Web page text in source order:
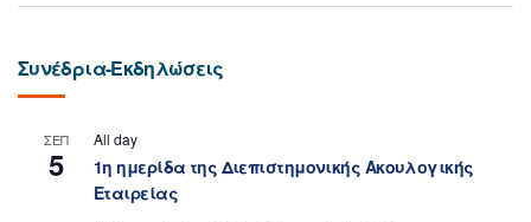
Συνέδρια-Εκδηλώσεις
ΣΕΠ
5
All day
1η ημερίδα της Διεπιστημονικής Ακουλογικής
Εταιρείας